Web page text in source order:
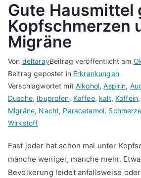
Gute Hausmittel
Kopfschmerzen
Migräne
Von deltarayBeitrag veröffentlicht am
Beitrag gepostet in Erkrankungen
Verschlagwortet mitAlkohol,Aspirin,
Dusche, Ibuprofen, Kaffee, kalt, Koffein,
Migräne, Nacht, Paracetamol,
Wirkstoff
Fast jeder hat schon mal unter
manche weniger, manche mehr.
Bevölkerung leidet anfallsweise